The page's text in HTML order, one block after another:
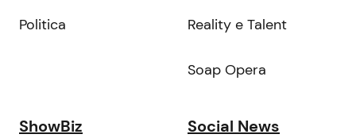
Politica Reality e Talent
Soap Opera
ShowBiz Social News